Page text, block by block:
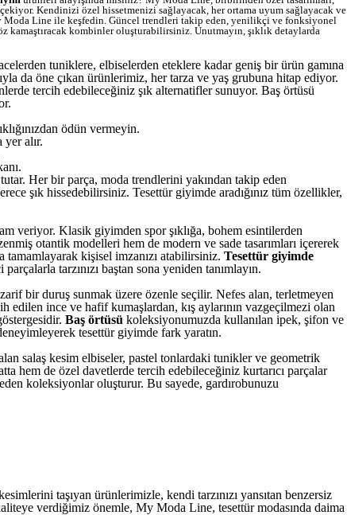
Kendinizi özel hissetmenizi sağlayacak, her ortama uyum sağlayacak ve
Moda Line ile keşfedin. Güncel trendleri takip eden, yenilikçi ve fonksiyonel
kamaştıracak kombinler oluşturabilirsiniz. Unutmayın, şıklık detaylarda
tuniklere, elbiselerden eteklere kadar geniş bir ürün gamına
da öne çıkan ürünlerimiz, her tarza ve yaş grubuna hitap ediyor.
tercih edebileceğiniz şık alternatifler sunuyor. Baş örtüsü
ödün vermeyin.
yer alır.
Her bir parça, moda trendlerini yakından takip eden
şık hissedebilirsiniz. Tesettür giyimde aradığınız tüm özellikler,
veriyor. Klasik giyimden spor şıklığa, bohem esintilerden
otantik modelleri hem de modern ve sade tasarımları içererek
kişisel imzanızı atabilirsiniz. Tesettür giyimde
tarzınızı baştan sona yeniden tanımlayın.
bir duruş sunmak üzere özenle seçilir. Nefes alan, terletmeyen
edilen ince ve hafif kumaşlardan, kış aylarının vazgeçilmezi olan
Baş örtüsü koleksiyonumuzda kullanılan ipek, şifon ve
tesettür giyimde fark yaratın.
salaş kesim elbiseler, pastel tonlardaki tunikler ve geometrik
hem de özel davetlerde tercih edebileceğiniz kurtarıcı parçalar
koleksiyonlar oluşturur. Bu sayede, gardırobunuzu
taşıyan ürünlerimizle, kendi tarzınızı yansıtan benzersiz
verdiğimiz önemle, My Moda Line, tesettür modasında daima